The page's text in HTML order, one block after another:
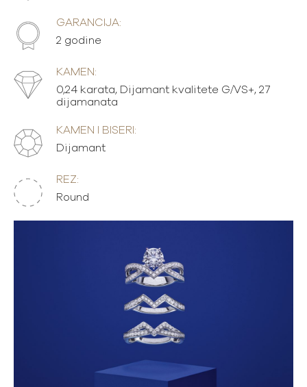
GARANCIJA:
2 godine
KAMEN:
0,24 karata, Dijamant kvalitete G/VS+, 27
dijamanata
KAMEN I BISERI:
Dijamant
REZ:
Round